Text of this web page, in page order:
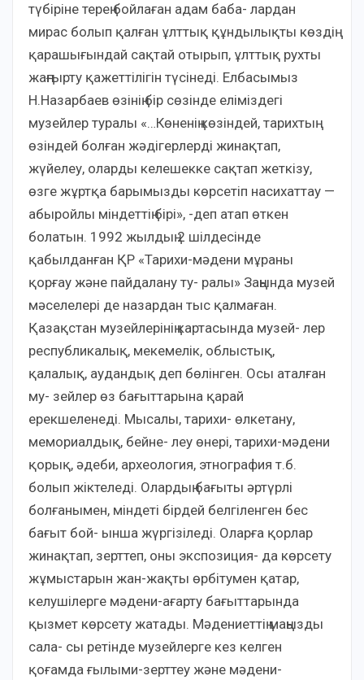
түбіріне терең бойлаған адам баба- лардан
мирас болып қалған ұлттық құндылықты көздің
қарашығындай сақтай отырып, ұлттық рухты
жаңғырту қажеттілігін түсінеді. Елбасымыз
Н.Назарбаев өзінің бір сөзінде еліміздегі
музейлер туралы «…Көненің көзіндей, тарихтың
өзіндей болған жәдігерлерді жинақтап,
жүйелеу, оларды келешекке сақтап жеткізу,
өзге жұртқа барымызды көрсетіп насихаттау —
абыройлы міндеттің бірі», -деп атап өткен
болатын. 1992 жылдың 2 шілдесінде
қабылданған ҚР «Тарихи-мәдени мұраны
қорғау және пайдалану ту- ралы» Заңында музей
мәселелері де назардан тыс қалмаған.
Қазақстан музейлерінің картасында музей- лер
республикалық, мекемелік, облыстық,
қалалық, аудандық деп бөлінген. Осы аталған
му- зейлер өз бағыттарына қарай
ерекшеленеді. Мысалы, тарихи- өлкетану,
мемориалдық, бейне- леу өнері, тарихи-мәдени
қорық, әдеби, археология, этнография т.б.
болып жіктеледі. Олардың бағыты әртүрлі
болғанымен, міндеті бірдей белгіленген бес
бағыт бой- ынша жүргізіледі. Оларға қорлар
жинақтап, зерттеп, оны экспозиция- да көрсету
жұмыстарын жан-жақты өрбітумен қатар,
келушілерге мәдени-ағарту бағыттарында
қызмет көрсету жатады. Мәдениеттің маңызды
сала- сы ретінде музейлерге кез келген
қоғамда ғылыми-зерттеу және мәдени-